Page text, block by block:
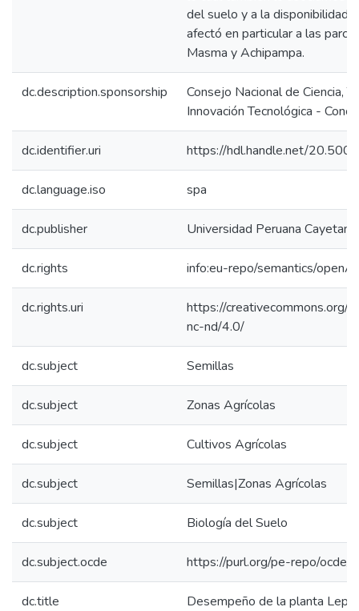
del suelo y a la disponibilidad
afectó en particular a las
Masma y Achipampa.
dc.description.sponsorship
Consejo Nacional de Ciencia,
Innovación Tecnológica -
dc.identifier.uri https://hdl.handle.net/
dc.language.iso spa
dc.publisher Universidad Peruana
dc.rights info:eu-repo/semantics/
dc.rights.uri
https://creativecommons.org/
nc-nd/4.0/
dc.subject Semillas
dc.subject Zonas Agrícolas
dc.subject Cultivos Agrícolas
dc.subject Semillas|Zonas Agrícolas
dc.subject Biología del Suelo
dc.subject.ocde https://purl.org/pe-repo/ocde/
dc.title
Desempeño de la planta